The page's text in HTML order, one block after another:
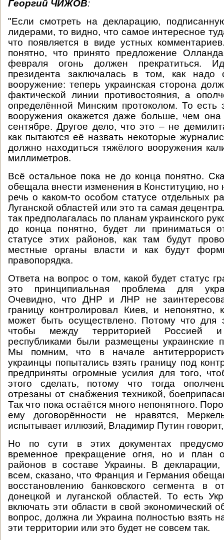
Георгий ЧИЖОВ:
"Если смотреть на декларацию,
лидерами, то видно, что самое интересное
что появляется в виде устных
понятно, что принято предложение
февраля огонь должен прекратиться.
президента заключалась в том, как надо
вооружение: теперь украинская сторона
фактической линии противостояния, а
определённой Минским протоколом. То есть
вооружения окажется даже больше, чем она
сентябре. Другое дело, что это – не
как пытаются её назвать некоторые
должно находиться тяжёлого вооружения
миллиметров.
Всё остальное пока не до конца понятно.
обещала внести изменения в Конституцию, но
речь о каком-то особом статусе отдельных
Луганской областей или это та самая
так предполагалась по планам украинского
до конца понятно, будет ли приниматься
статусе этих районов, как там будут
местные органы власти и как будут
правопорядка.
Ответа на вопрос о том, какой будет статус
это принципиальная проблема для
Очевидно, что ДНР и ЛНР не
границу контролировал Киев, и непонятно,
может быть осуществлено. Потому что для
чтобы между территорией Россией и
республиками были размещены украинские
Мы помним, что в начале
украинцы попытались взять границу под
предприняты огромные усилия для того,
этого сделать, потому что тогда
отрезаны от снабжения техникой,
Так что пока остаётся много непонятного.
ему договорённости не нравятся,
испытывает иллюзий, Владимир Путин
Но по сути в этих документах
временное прекращение огня, но и план
районов в составе Украины. В декларации,
всем, сказано, что Франция и Германия
восстановлению банковского сегмента в
донецкой и луганской областей. То есть
включать эти области в свой экономический
вопрос, должна ли Украина полностью взять
эти территории или это будет не совсем так.